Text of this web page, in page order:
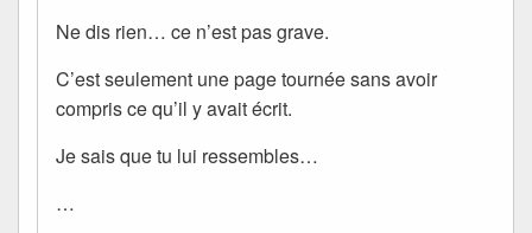
Ne dis rien… ce n’est pas grave.
C’est seulement une page tournée sans avoir
compris ce qu’il y avait écrit.
Je sais que tu lui ressembles…
…